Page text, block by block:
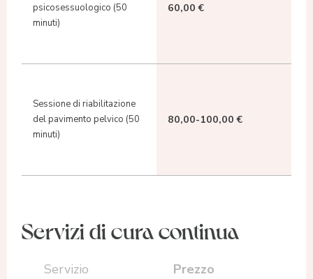
psicosessuologico (50
minuti)
60,00 €
Sessione di riabilitazione
del pavimento pelvico (50
minuti)
80,00-100,00 €
Servizi di cura continua
Servizio Prezzo